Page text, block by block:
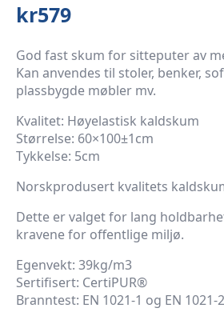
kr579
God fast skum for sitteputer av
Kan anvendes til stoler, benker,
plassbygde møbler mv.
Kvalitet: Høyelastisk kaldskum
Størrelse: 60×100±1cm
Tykkelse: 5cm
Norskprodusert kvalitets
Dette er valget for lang
kravene for offentlige miljø.
Egenvekt: 39kg/m3
Sertifisert: CertiPUR®
Branntest: EN 1021-1 og EN 1021-2